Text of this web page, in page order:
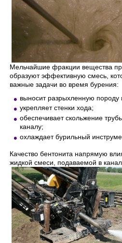
Мельчайшие фракции вещества
образуют эффективную смесь,
важные задачи во время бурения:
выносит разрыхленную породу
укрепляет стенки хода;
обеспечивает скольжение
каналу;
охлаждает бурильный
Качество бентонита напрямую
жидкой смеси, подаваемой в